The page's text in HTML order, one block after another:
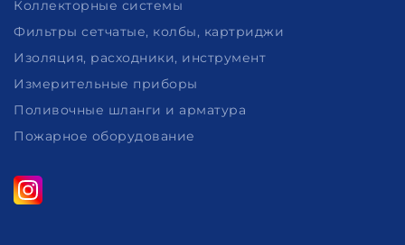
Коллекторные системы
Фильтры сетчатые, колбы, картриджи
Изоляция, расходники, инструмент
Измерительные приборы
Поливочные шланги и арматура
Пожарное оборудование